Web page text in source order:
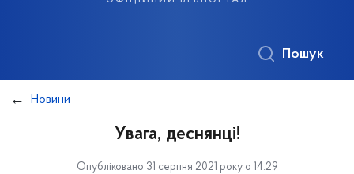
Пошук
Новини
Увага, деснянці!
Опубліковано 31 серпня 2021 року о 14:29